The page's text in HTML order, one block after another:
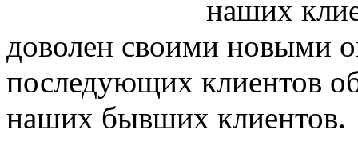
наших
доволен своими новыми
последующих клиентов
наших бывших клиентов.